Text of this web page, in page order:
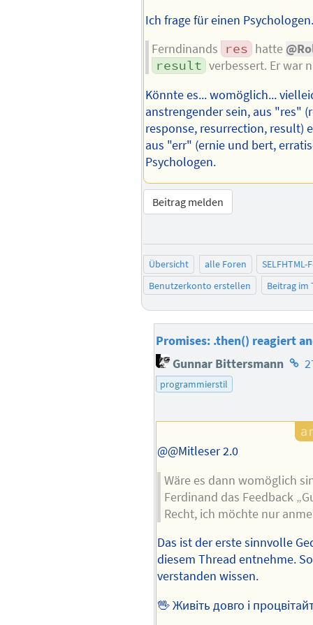
Ich frage für einen Psychologen.
Ferndinands res hatte
result verbessert. Er war
Könnte es... womöglich...
anstrengender sein, aus "res"
response, resurrection, result)
aus "err" (ernie und bert,
Psychologen.
Beitrag melden
Übersicht alle Foren
SELFHTML-
Benutzerkonto erstellen
Beitrag im
Promises: .then() reagiert
Gunnar Bittersmann
programmierstil
@@Mitleser 2.0
Wäre es dann womöglich
Ferdinand das Feedback
Recht, ich möchte nur
Das ist der erste sinnvolle
diesem Thread entnehme.
verstanden wissen.
🖖 Живіть довго і